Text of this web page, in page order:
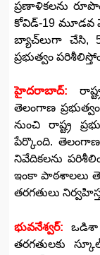
ప్రణాళికలను
కోవిడ్-19 మూడవ
బ్యాచ్‌లుగా చేసి,
ప్రభుత్వం
హైదరాబాద్‌:
తెలంగాణ
నుంచి రాష్ట్ర
పేర్కొంది.
నివేదికలను
ఇంకా పాఠశాలలు
తరగతులు
భువనేశ్వర్‌: ఒడిశా
తరగతులకు